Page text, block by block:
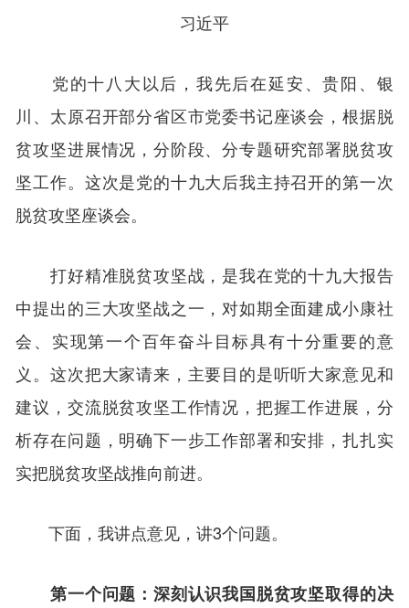
习近平
党的十八大以后，我先后在延安、贵阳、银
川、太原召开部分省区市党委书记座谈会，根据脱
贫攻坚进展情况，分阶段、分专题研究部署脱贫攻
坚工作。这次是党的十九大后我主持召开的第一次
脱贫攻坚座谈会。
打好精准脱贫攻坚战，是我在党的十九大报告
中提出的三大攻坚战之一，对如期全面建成小康社
会、实现第一个百年奋斗目标具有十分重要的意
义。这次把大家请来，主要目的是听听大家意见和
建议，交流脱贫攻坚工作情况，把握工作进展，分
析存在问题，明确下一步工作部署和安排，扎扎实
实把脱贫攻坚战推向前进。
下面，我讲点意见，讲3个问题。
第一个问题：深刻认识我国脱贫攻坚取得的决